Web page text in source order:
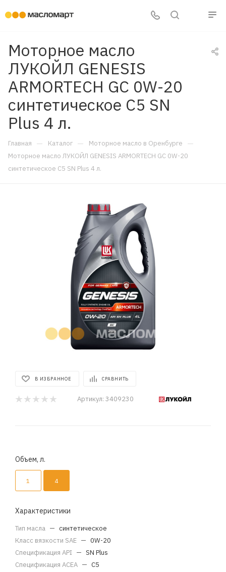
Моторное масло
ЛУКОЙЛ GENESIS
ARMORTECH GC 0W-20
синтетическое C5 SN
Plus 4 л.
Главная — Каталог — Моторное масло в Оренбурге —
Моторное масло ЛУКОЙЛ GENESIS ARMORTECH GC 0W-20
синтетическое C5 SN Plus 4 л.
В ИЗБРАННОЕ СРАВНИТЬ
Артикул: 3409230
Объем, л.
1 4
Характеристики
Тип масла — синтетическое
Класс вязкости SAE — 0W-20
Спецификация API — SN Plus
Спецификация ACEA — C5